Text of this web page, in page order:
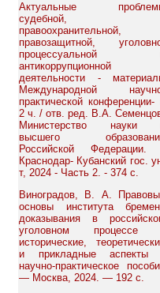
Актуальные
судебной,
правоохранительной,
правозащитной,
процессуальной
антикоррупционной
деятельности -
Международной
практической конференции-
2 ч. / отв. ред. В.А.
Министерство науки
высшего
Российской Федерации.
Краснодар- Кубанский гос.
т, 2024 - Часть 2. - 374 с.
Виноградов, В. А.
основы института
доказывания в
уголовном процессе
исторические,
и прикладные аспекты
научно-практическое
— Москва, 2024. — 192 с.